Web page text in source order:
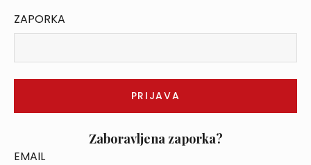
ZAPORKA
Zaboravljena zaporka?
EMAIL